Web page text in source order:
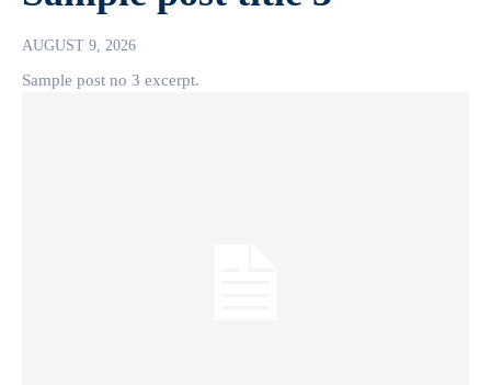
AUGUST 9, 2026
Sample post no 3 excerpt.